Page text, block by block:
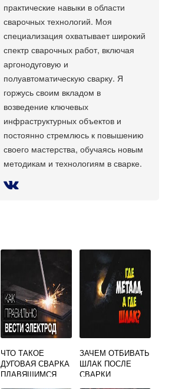
практические навыки в области
сварочных технологий. Моя
специализация охватывает широкий
спектр сварочных работ, включая
аргонодуговую и
полуавтоматическую сварку. Я
горжусь своим вкладом в
возведение ключевых
инфраструктурных объектов и
постоянно стремлюсь к повышению
своего мастерства, обучаясь новым
методикам и технологиям в сварке.
ЧТО ТАКОЕ
ДУГОВАЯ СВАРКА
ПЛАВЯЩИМСЯ
ЗАЧЕМ ОТБИВАТЬ
ШЛАК ПОСЛЕ
СВАРКИ